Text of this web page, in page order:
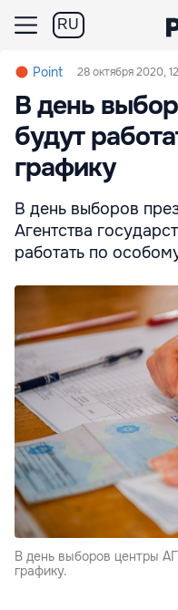
RU
Point 28 октября 2020,
В день
будут
графику
В день выборов
Агентства
работать по
В день выборов центры
графику.